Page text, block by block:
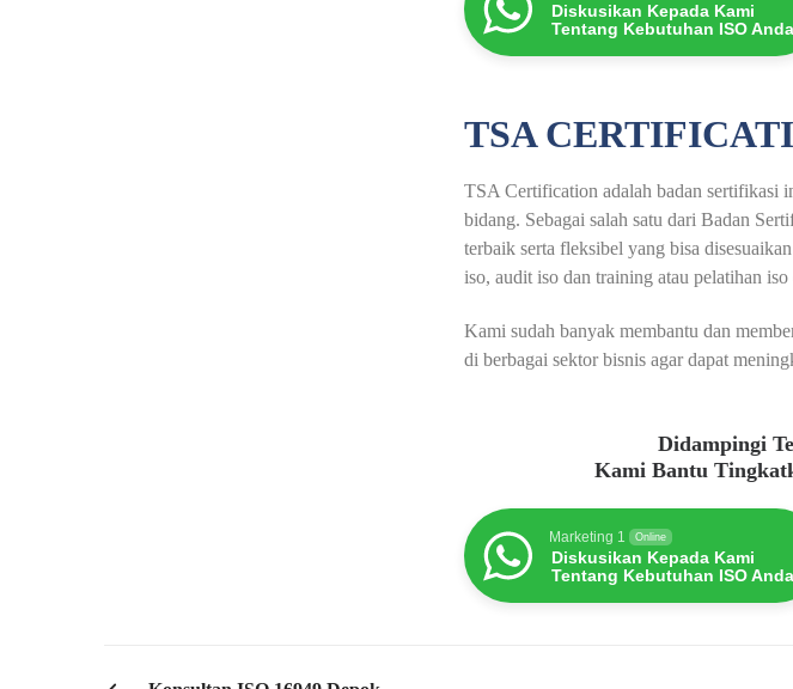
Diskusikan Kepada Kami
Tentang Kebutuhan ISO Anda
TSA
TSA Certification adalah badan sertifikasi
bidang. Sebagai salah satu dari Badan
terbaik serta fleksibel yang bisa
iso, audit iso dan training atau pelatihan
Kami sudah banyak membantu dan
di berbagai sektor bisnis agar dapat
Didampingi
Kami Bantu
Marketing 1 Online
Diskusikan Kepada Kami
Tentang Kebutuhan ISO Anda
PREVIOUS POST